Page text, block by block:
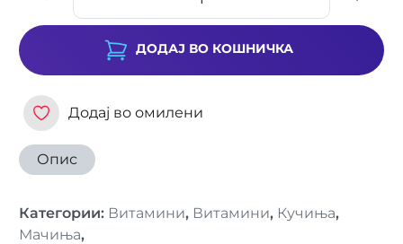
ДОДАЈ ВО КОШНИЧКА
Додај во омилени
Опис
Категории: Витамини, Витамини, Кучиња,
Мачиња,